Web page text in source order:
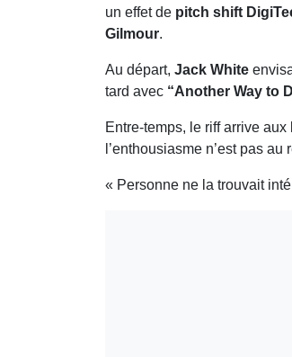
un effet de pitch shift
Gilmour.
Au départ, Jack White
tard avec “Another Way to
Entre-temps, le riff arrive aux
l’enthousiasme n’est pas au
« Personne ne la trouvait